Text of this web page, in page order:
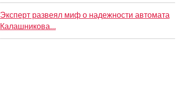
Эксперт развеял миф о надежности автомата
Калашникова...